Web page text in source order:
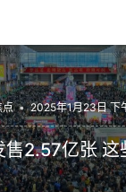
点 • 2025年1月23日 下
售2.57亿张 这